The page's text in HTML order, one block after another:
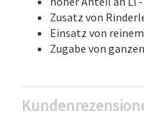
Zusatz von
Einsatz von
Zugabe von